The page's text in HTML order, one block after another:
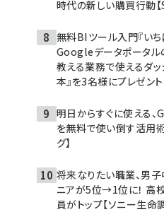
時代の新しい購買行動【
無料BIツール入門『い
Googleデータポータ
教える業務で使えるダ
本』を3名様にプレゼント
明日からすぐに使える
を無料で使い倒す活用
グ】
将来なりたい職業、男
ニアが5位→1位に！ 高
員がトップ【ソニー生命